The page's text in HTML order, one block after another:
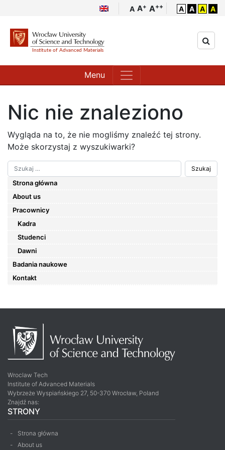
A A+ A++ A A A A
Menu
Strona główna
About us
Pracownicy
Kadra
Studenci
Dawni
Badania naukowe
Kontakt
Nic nie znaleziono
Wygląda na to, że nie mogliśmy znaleźć tej strony.
Może skorzystaj z wyszukiwarki?
Szukaj
Wroclaw Tech
Institute of Advanced Materials
Wybrzeże Wyspiańskiego 27, 50-370 Wrocław, Poland
Znajdź nas:
STRONY
Strona główna
About us